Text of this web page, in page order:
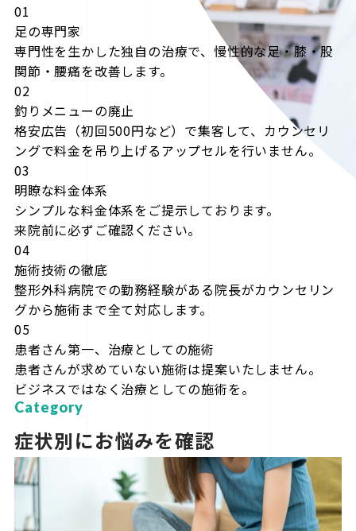
01
足の専門家
専門性を生かした独自の治療で、慢性的な足・膝・股
関節・腰痛を改善します。
02
釣りメニューの廃止
格安広告（初回500円など）で集客して、カウンセリ
ングで料金を吊り上げるアップセルを行いません。
03
明瞭な料金体系
シンプルな料金体系をご提示しております。
来院前に必ずご確認ください。
04
施術技術の徹底
整形外科病院での勤務経験がある院長がカウンセリン
グから施術まで全て対応します。
05
患者さん第一、治療としての施術
患者さんが求めていない施術は提案いたしません。
ビジネスではなく治療としての施術を。
Category
症状別にお悩みを確認